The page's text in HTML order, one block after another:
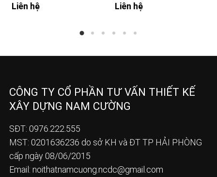
Liên hệ Liên hệ
CÔNG TY CỔ PHẦN TƯ VẤN THIẾT KẾ
XÂY DỰNG NAM CƯỜNG
SĐT: 0976.222.555
MST: 0201636236 do sở KH và ĐT TP HẢI PHÒNG
cấp ngày 08/06/2015
Email: noithatnamcuong.ncdc@gmail.com